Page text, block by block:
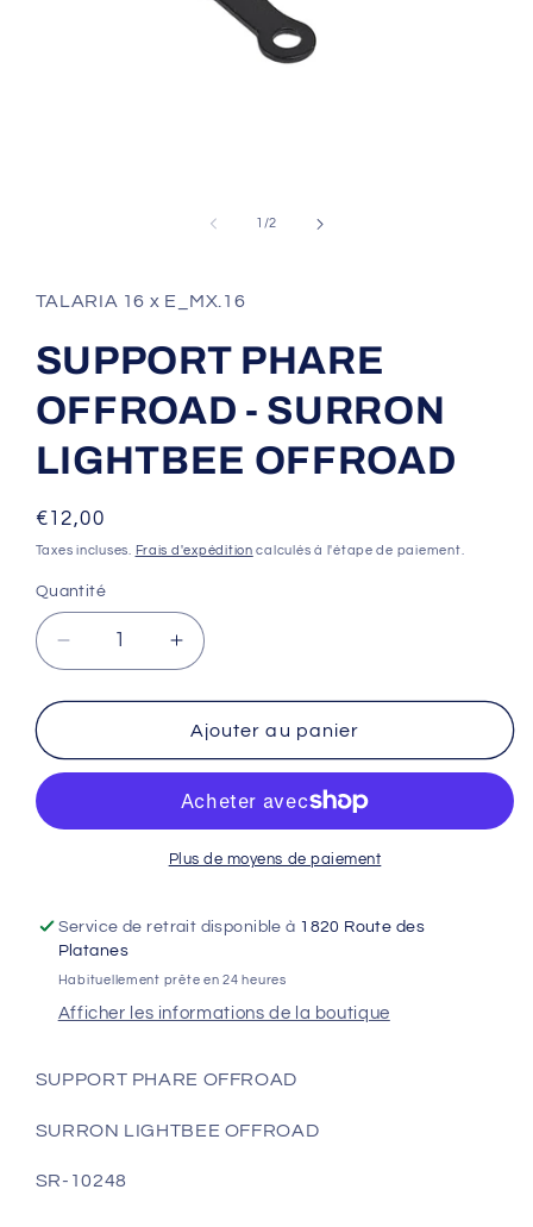
/de
2
TALARIA 16 x E_MX.16
SUPPORT PHARE
OFFROAD - SURRON
LIGHTBEE OFFROAD
Prix
habituel
€12,00
Taxes incluses. Frais d'expédition calculés à l'étape de paiement.
Quantité
Réduire
la
quantité
SUPPORT
PHARE
-
Augmenter
la
quantité
de
SUPPORT
OFFROAD
-
SURRON
Ajouter au panier
Plus de moyens de paiement
Service de retrait disponible à 1820 Route des
Platanes
Habituellement prête en 24 heures
Afficher les informations de la boutique
SUPPORT PHARE OFFROAD
SURRON LIGHTBEE OFFROAD
SR-10248